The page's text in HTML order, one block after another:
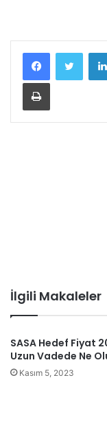
Yazdır
İlgili Makaleler
SASA Hedef Fiyat
Uzun Vadede Ne
Kasım 5, 2023